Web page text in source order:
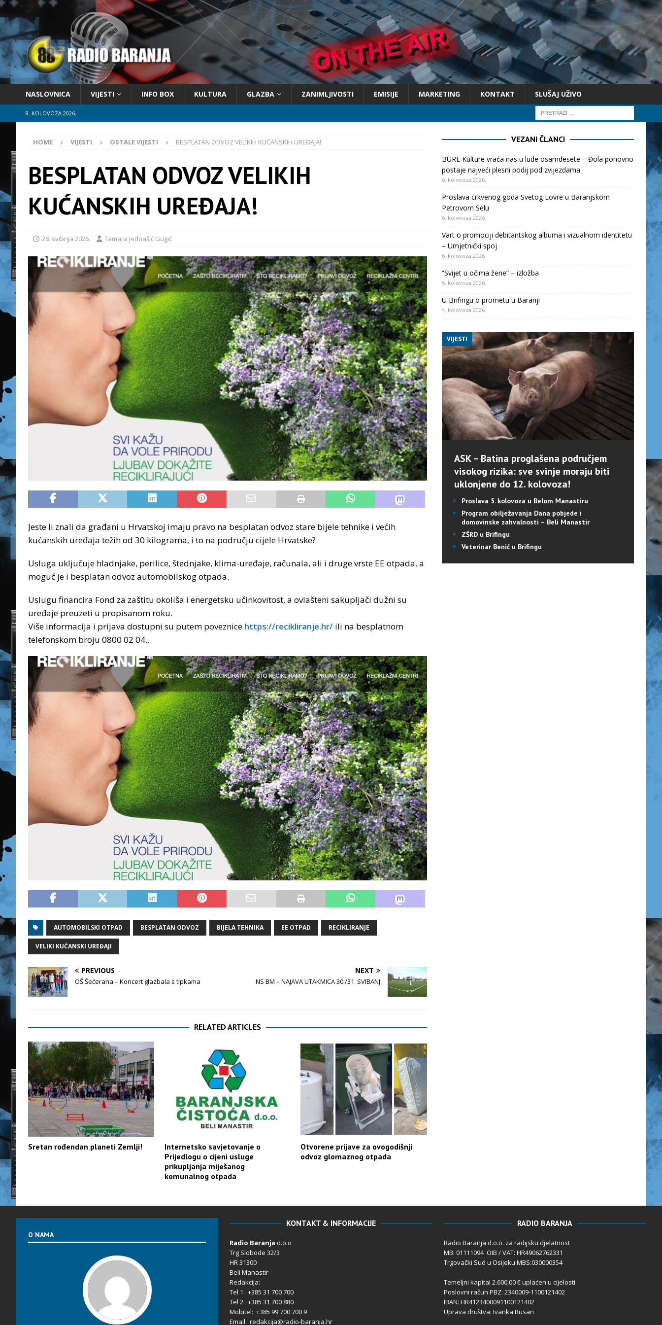
NASLOVNICA VIJESTI INFO BOX KULTURA GLAZBA ZANIMLJIVOSTI EMISIJE MARKETING KONTAKT SLUŠAJ UŽIVO
8. KOLOVOZA 2026.
HOME VIJESTI OSTALE VIJESTI BESPLATAN ODVOZ VELIKIH KUĆANSKIH UREĐAJA!
BESPLATAN ODVOZ VELIKIH
KUĆANSKIH UREĐAJA!
28. svibnja 2026. Tamara Jednašić Gugić
Jeste li znali da građani u Hrvatskoj imaju pravo na besplatan odvoz stare bijele tehnike i većih
kućanskih uređaja težih od 30 kilograma, i to na području cijele Hrvatske?
Usluga uključuje hladnjake, perilice, štednjake, klima-uređaje, računala, ali i druge vrste EE otpada, a
moguć je i besplatan odvoz automobilskog otpada.
Uslugu financira Fond za zaštitu okoliša i energetsku učinkovitost, a ovlašteni sakupljači dužni su
uređaje preuzeti u propisanom roku.
Više informacija i prijava dostupni su putem poveznice https://recikliranje.hr/ ili na besplatnom
telefonskom broju 0800 02 04.,
AUTOMOBILSKI OTPAD BESPLATAN ODVOZ BIJELA TEHNIKA EE OTPAD RECIKLIRANJE
VELIKI KUĆANSKI UREĐAJI
PREVIOUS
OŠ Šećerana – Koncert glazbala s tipkama
NEXT
NS BM – NAJAVA UTAKMICA 30./31. SVIBANJ
RELATED ARTICLES
Sretan rođendan planeti Zemlji!
Internetsko savjetovanje o
Prijedlogu o cijeni usluge
prikupljanja miješanog
komunalnog otpada
Otvorene prijave za ovogodišnji
odvoz glomaznog otpada
VEZANI ČLANCI
BURE Kulture vraća nas u lude osamdesete – Đola ponovno
postaje najveći plesni podij pod zvijezdama
6. kolovoza 2026.
Proslava crkvenog goda Svetog Lovre u Baranjskom
Petrovom Selu
6. kolovoza 2026.
Vart o promociji debitantskog albuma i vizualnom identitetu
– Umjetnički spoj
6. kolovoza 2026.
“Svijet u očima žene” – izložba
5. kolovoza 2026.
U Brifingu o prometu u Baranji
4. kolovoza 2026.
VIJESTI
ASK – Batina proglašena područjem
visokog rizika: sve svinje moraju biti
uklonjene do 12. kolovoza!
Proslava 5. kolovoza u Belom Manastiru
Program obilježavanja Dana pobjede i
domovinske zahvalnosti – Beli Manastir
ZŠRD u Brifingu
Veterinar Benić u Brifingu
O NAMA
KONTAKT & INFORMACIJE
Radio Baranja d.o.o
Trg Slobode 32/3
HR 31300
Beli Manastir
Redakcija:
Tel 1: +385 31 700 700
Tel 2: +385 31 700 880
Mobitel: +385 99 700 700 9
Email: redakcija@radio-baranja.hr
RADIO BARANJA
Radio Baranja d.o.o. za radijsku djelatnost
MB: 01111094 OIB / VAT: HR49062762331
Trgovački Sud u Osijeku MBS:030000354
Temeljni kapital 2.600,00 € uplaćen u cijelosti
Poslovni račun PBZ: 2340009-1100121402
IBAN: HR4123400091100121402
Uprava društva: Ivanka Rusan